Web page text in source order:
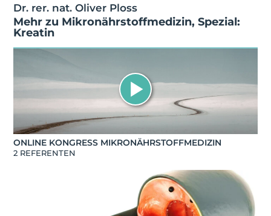
Dr. rer. nat. Oliver Ploss
Mehr zu Mikronährstoffmedizin, Spezial:
Kreatin
ONLINE KONGRESS MIKRONÄHRSTOFFMEDIZIN
2 REFERENTEN